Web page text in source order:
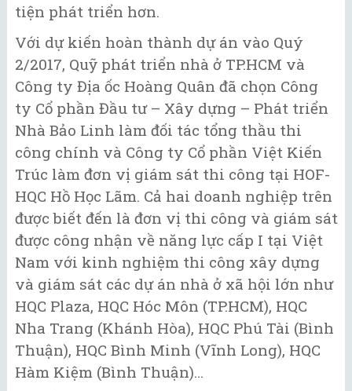
tiện phát triển hơn.
Với dự kiến hoàn thành dự án vào Quý
2/2017, Quỹ phát triển nhà ở TP.HCM và
Công ty Địa ốc Hoàng Quân đã chọn Công
ty Cổ phần Đầu tư – Xây dựng – Phát triển
Nhà Bảo Linh làm đối tác tổng thầu thi
công chính và Công ty Cổ phần Việt Kiến
Trúc làm đơn vị giám sát thi công tại HOF-
HQC Hồ Học Lãm. Cả hai doanh nghiệp trên
được biết đến là đơn vị thi công và giám sát
được công nhận về năng lực cấp I tại Việt
Nam với kinh nghiệm thi công xây dựng
và giám sát các dự án nhà ở xã hội lớn như
HQC Plaza, HQC Hóc Môn (TP.HCM), HQC
Nha Trang (Khánh Hòa), HQC Phú Tài (Bình
Thuận), HQC Bình Minh (Vĩnh Long), HQC
Hàm Kiệm (Bình Thuận)…